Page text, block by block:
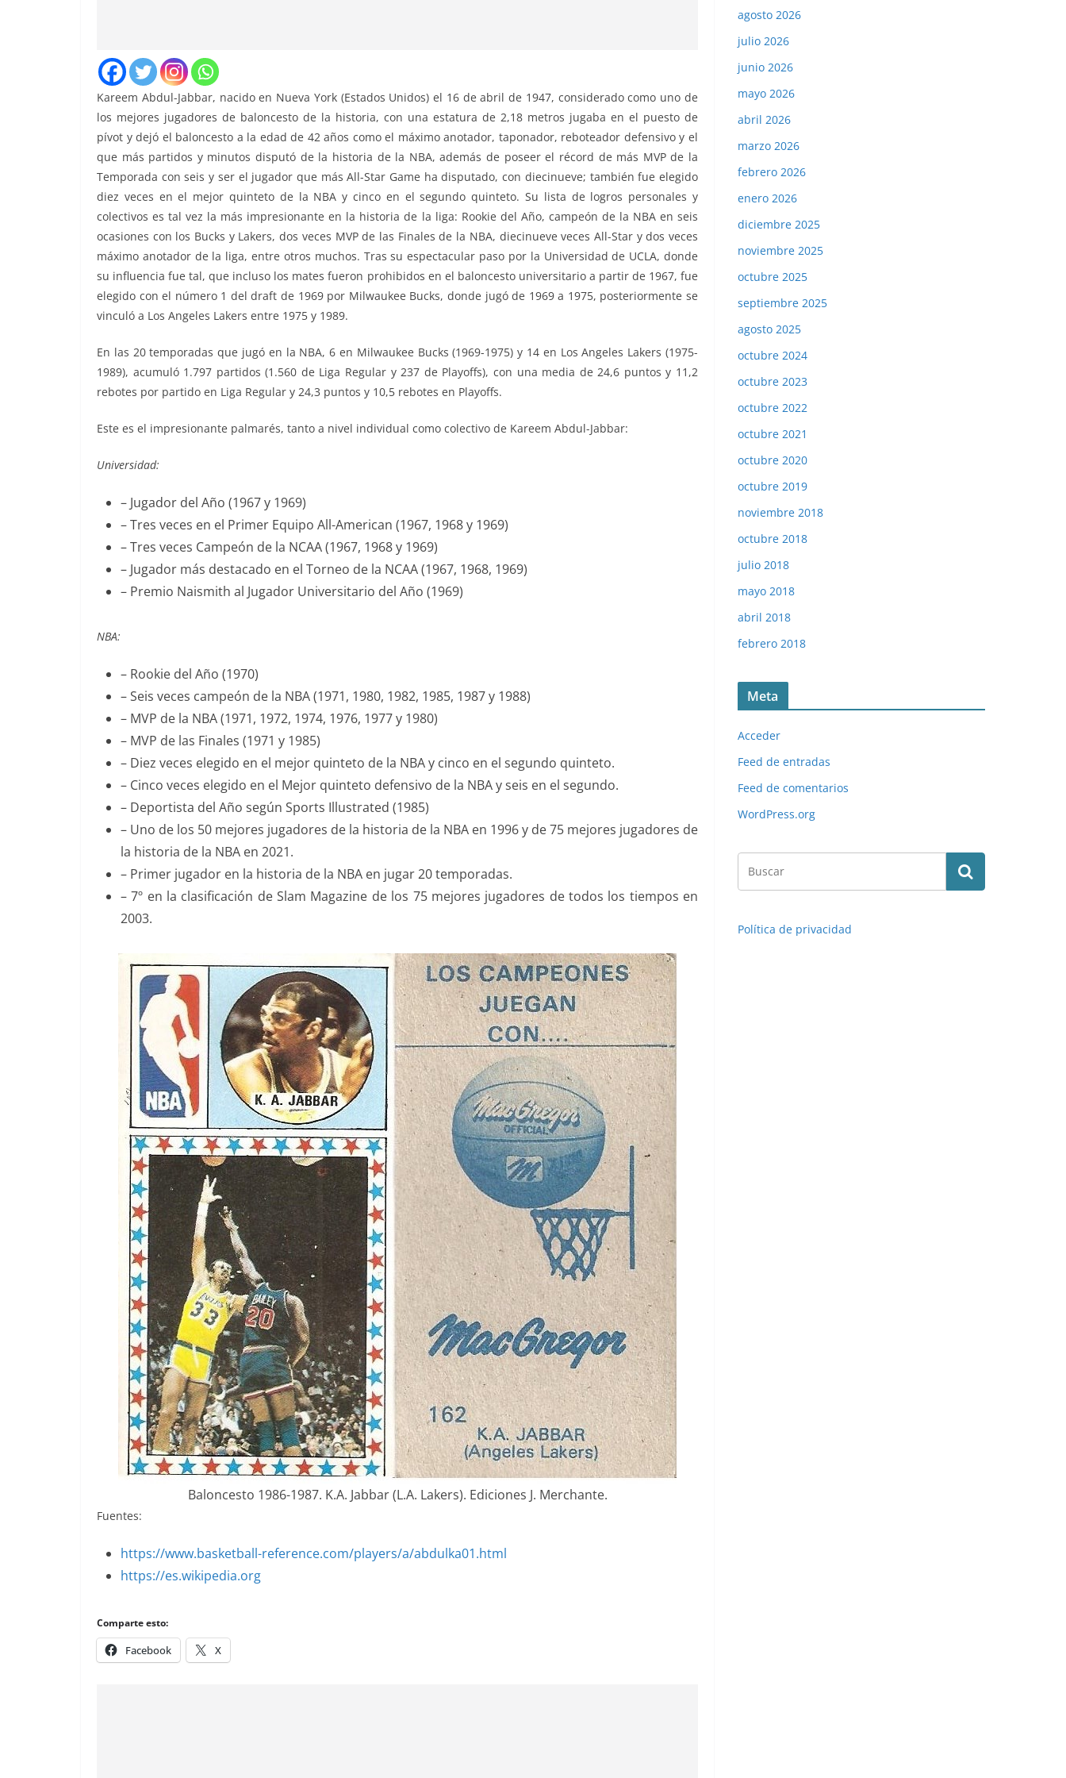
Kareem Abdul-Jabbar, nacido en Nueva York (Estados Unidos) el 16 de abril de 1947, considerado como uno de
los mejores jugadores de baloncesto de la historia, con una estatura de 2,18 metros jugaba en el puesto de
pívot y dejó el baloncesto a la edad de 42 años como el máximo anotador, taponador, reboteador defensivo y el
que más partidos y minutos disputó de la historia de la NBA, además de poseer el récord de más MVP de la
Temporada con seis y ser el jugador que más All-Star Game ha disputado, con diecinueve; también fue elegido
diez veces en el mejor quinteto de la NBA y cinco en el segundo quinteto. Su lista de logros personales y
colectivos es tal vez la más impresionante en la historia de la liga: Rookie del Año, campeón de la NBA en seis
ocasiones con los Bucks y Lakers, dos veces MVP de las Finales de la NBA, diecinueve veces All-Star y dos veces
máximo anotador de la liga, entre otros muchos. Tras su espectacular paso por la Universidad de UCLA, donde
su influencia fue tal, que incluso los mates fueron prohibidos en el baloncesto universitario a partir de 1967, fue
elegido con el número 1 del draft de 1969 por Milwaukee Bucks, donde jugó de 1969 a 1975, posteriormente se
vinculó a Los Angeles Lakers entre 1975 y 1989.
En las 20 temporadas que jugó en la NBA, 6 en Milwaukee Bucks (1969-1975) y 14 en Los Angeles Lakers (1975-
1989), acumuló 1.797 partidos (1.560 de Liga Regular y 237 de Playoffs), con una media de 24,6 puntos y 11,2
rebotes por partido en Liga Regular y 24,3 puntos y 10,5 rebotes en Playoffs.
Este es el impresionante palmarés, tanto a nivel individual como colectivo de Kareem Abdul-Jabbar:
Universidad:
– Jugador del Año (1967 y 1969)
– Tres veces en el Primer Equipo All-American (1967, 1968 y 1969)
– Tres veces Campeón de la NCAA (1967, 1968 y 1969)
– Jugador más destacado en el Torneo de la NCAA (1967, 1968, 1969)
– Premio Naismith al Jugador Universitario del Año (1969)
NBA:
– Rookie del Año (1970)
– Seis veces campeón de la NBA (1971, 1980, 1982, 1985, 1987 y 1988)
– MVP de la NBA (1971, 1972, 1974, 1976, 1977 y 1980)
– MVP de las Finales (1971 y 1985)
– Diez veces elegido en el mejor quinteto de la NBA y cinco en el segundo quinteto.
– Cinco veces elegido en el Mejor quinteto defensivo de la NBA y seis en el segundo.
– Deportista del Año según Sports Illustrated (1985)
– Uno de los 50 mejores jugadores de la historia de la NBA en 1996 y de 75 mejores jugadores de
la historia de la NBA en 2021.
– Primer jugador en la historia de la NBA en jugar 20 temporadas.
– 7º en la clasificación de Slam Magazine de los 75 mejores jugadores de todos los tiempos en
2003.
Baloncesto 1986-1987. K.A. Jabbar (L.A. Lakers). Ediciones J. Merchante.
Fuentes:
https://www.basketball-reference.com/players/a/abdulka01.html
https://es.wikipedia.org
Comparte esto:
Facebook X
agosto 2026
julio 2026
junio 2026
mayo 2026
abril 2026
marzo 2026
febrero 2026
enero 2026
diciembre 2025
noviembre 2025
octubre 2025
septiembre 2025
agosto 2025
octubre 2024
octubre 2023
octubre 2022
octubre 2021
octubre 2020
octubre 2019
noviembre 2018
octubre 2018
julio 2018
mayo 2018
abril 2018
febrero 2018
Meta
Acceder
Feed de entradas
Feed de comentarios
WordPress.org
Política de privacidad